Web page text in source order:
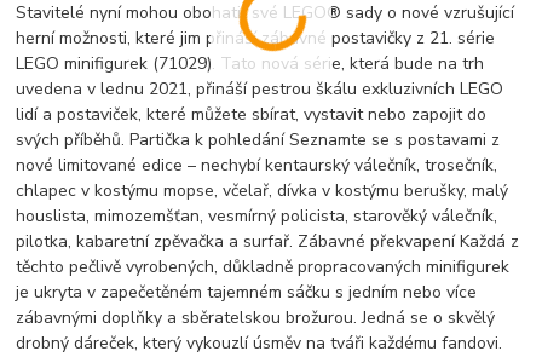
Stavitelé nyní mohou obohatit své LEGO® sady o nové vzrušující
herní možnosti, které jim přináší zábavné postavičky z 21. série
LEGO minifigurek (71029). Tato nová série, která bude na trh
uvedena v lednu 2021, přináší pestrou škálu exkluzivních LEGO
lidí a postaviček, které můžete sbírat, vystavit nebo zapojit do
svých příběhů. Partička k pohledání Seznamte se s postavami z
nové limitované edice – nechybí kentaurský válečník, trosečník,
chlapec v kostýmu mopse, včelař, dívka v kostýmu berušky, malý
houslista, mimozemšťan, vesmírný policista, starověký válečník,
pilotka, kabaretní zpěvačka a surfař. Zábavné překvapení Každá z
těchto pečlivě vyrobených, důkladně propracovaných minifigurek
je ukryta v zapečetěném tajemném sáčku s jedním nebo více
zábavnými doplňky a sběratelskou brožurou. Jedná se o skvělý
drobný dáreček, který vykouzlí úsměv na tváři každému fandovi.